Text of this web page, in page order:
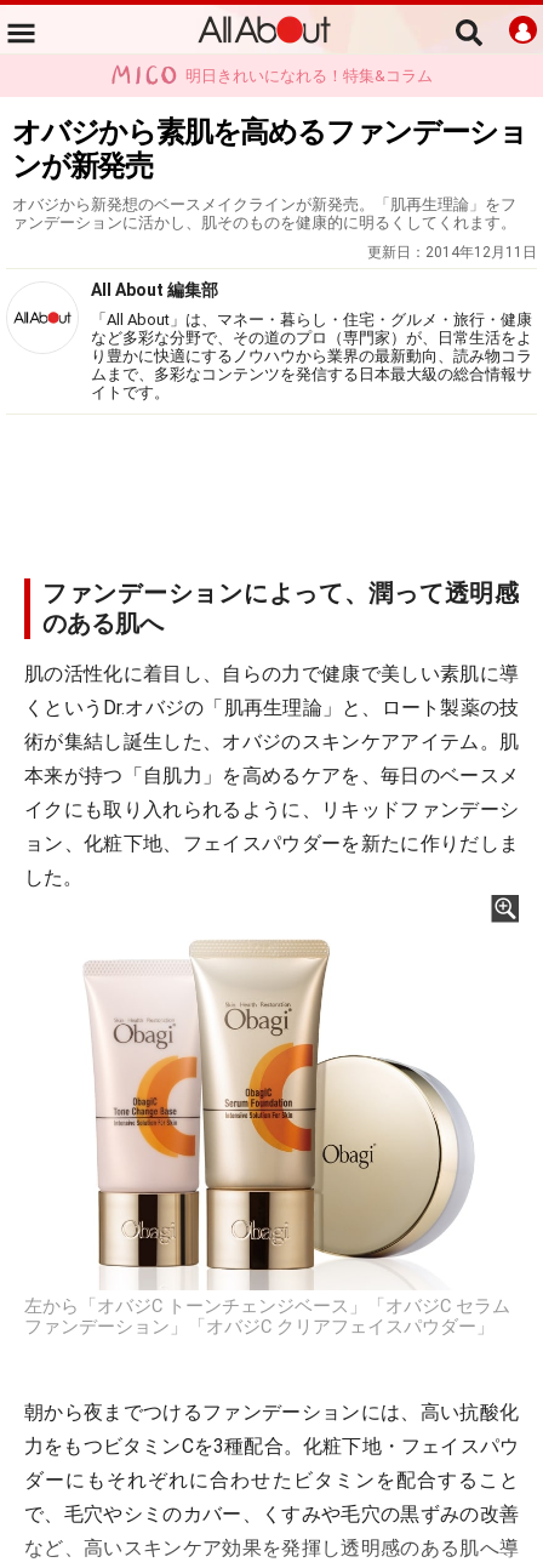
明日きれいになれる！特集&コラム
オバジから素肌を高めるファンデーショ
ンが新発売
オバジから新発想のベースメイクラインが新発売。「肌再生理論」をフ
ァンデーションに活かし、肌そのものを健康的に明るくしてくれます。
更新日： 2014年12月11日
All About 編集部
「All About」は、マネー・暮らし・住宅・グルメ・旅行・健康
など多彩な分野で、その道のプロ（専門家）が、日常生活をよ
り豊かに快適にするノウハウから業界の最新動向、読み物コラ
ムまで、多彩なコンテンツを発信する日本最大級の総合情報サ
イトです。
ファンデーションによって、潤って透明感
のある肌へ
肌の活性化に着目し、自らの力で健康で美しい素肌に導
くというDr.オバジの「肌再生理論」と、ロート製薬の技
術が集結し誕生した、オバジのスキンケアアイテム。肌
本来が持つ「自肌力」を高めるケアを、毎日のベースメ
イクにも取り入れられるように、リキッドファンデーシ
ョン、化粧下地、フェイスパウダーを新たに作りだしま
した。
左から「オバジC トーンチェンジベース」「オバジC セラム
ファンデーション」「オバジC クリアフェイスパウダー」
朝から夜までつけるファンデーションには、高い抗酸化
力をもつビタミンCを3種配合。化粧下地・フェイスパウ
ダーにもそれぞれに合わせたビタミンを配合すること
で、毛穴やシミのカバー、くすみや毛穴の黒ずみの改善
など、高いスキンケア効果を発揮し透明感のある肌へ導